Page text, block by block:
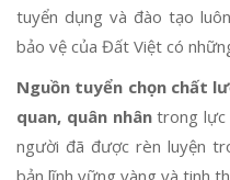
tuyển dụng và đào tạo
bảo vệ của Đất Việt có
Nguồn tuyển chọn chất
quan, quân nhântrong lực
người đã được rèn luyện
bản lĩnh vững vàng và tinh